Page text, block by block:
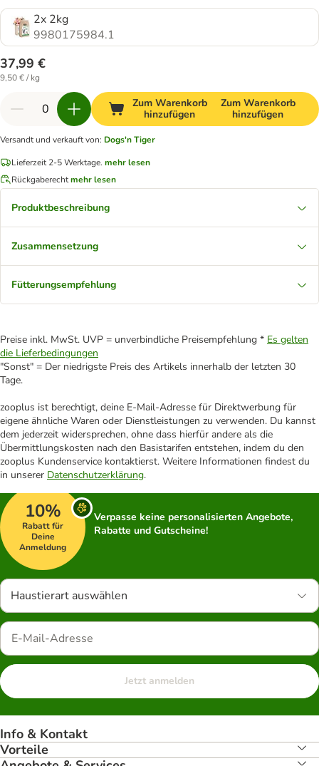
2x 2kg
9980175984.1
37,99 €
9,50 € / kg
Zum Warenkorb
hinzufügen
Zum Warenkorb
hinzufügen
Versandt und verkauft von: Dogs'n Tiger
Lieferzeit 2-5 Werktage. mehr lesen
Rückgaberechtmehr lesen
Produktbeschreibung
Zusammensetzung
Fütterungsempfehlung
Preise inkl. MwSt. UVP = unverbindliche Preisempfehlung * Es gelten
die Lieferbedingungen
"Sonst" = Der niedrigste Preis des Artikels innerhalb der letzten 30
Tage.
zooplus ist berechtigt, deine E-Mail-Adresse für Direktwerbung für
eigene ähnliche Waren oder Dienstleistungen zu verwenden. Du kannst
dem jederzeit widersprechen, ohne dass hierfür andere als die
Übermittlungskosten nach den Basistarifen entstehen, indem du den
zooplus Kundenservice kontaktierst. Weitere Informationen findest du
in unserer Datenschutzerklärung.
10%
Rabatt für
Deine
Anmeldung
Verpasse keine personalisierten Angebote,
Rabatte und Gutscheine!
Haustierart auswählen
Jetzt anmelden
Info & Kontakt
Vorteile